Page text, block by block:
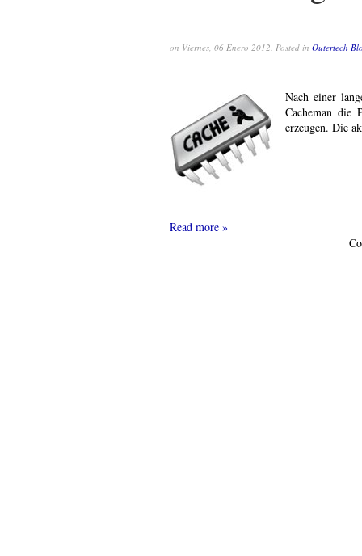
on Viernes, 06 Enero 2012. Posted in Outertech
Nach einer
Cacheman die
erzeugen. Die
Read more